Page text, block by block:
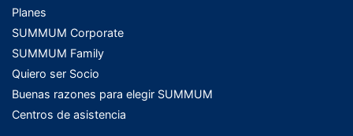
Planes
SUMMUM Corporate
SUMMUM Family
Quiero ser Socio
Buenas razones para elegir SUMMUM
Centros de asistencia